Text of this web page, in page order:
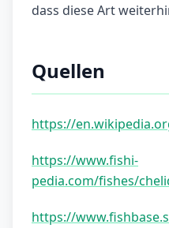
dass diese Art
Quellen
https://
https://www.fishi-
pedia.com/fishes/
https://